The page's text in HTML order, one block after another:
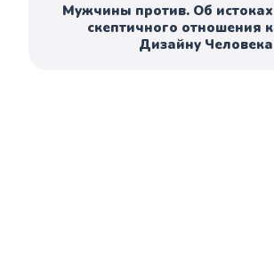
Мужчины против. Об истоках
скептичного отношения к
Дизайну Человека